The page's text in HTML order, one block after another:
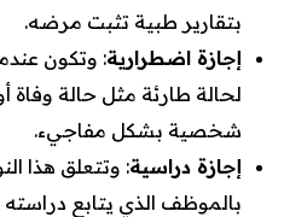
بتقارير طبية تثبت مرضه.
إجازة اضطرارية: وتكون
لحالة طارئة مثل حالة وفاة
شخصية بشكل مفاجيء.
إجازة دراسية: وتتعلق هذا
بالموظف الذي يتابع دراسته